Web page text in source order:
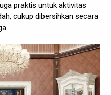
praktis untuk aktivitas
cukup dibersihkan secara